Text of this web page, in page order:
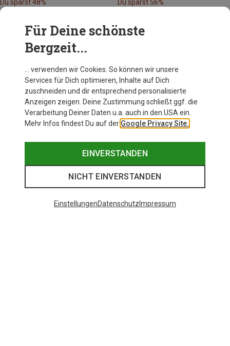
Du sparst 48% Du sparst 56%
Andere Kunden kauften auch
Für Deine schönste
Bergzeit...
… verwenden wir Cookies. So können wir unsere
Services für Dich optimieren, Inhalte auf Dich
zuschneiden und dir entsprechend personalisierte
Anzeigen zeigen. Deine Zustimmung schließt ggf. die
Verarbeitung Deiner Daten u.a. auch in den USA ein.
Mehr Infos findest Du auf der Google Privacy Site.
EINVERSTANDEN
NICHT EINVERSTANDEN
EinstellungenDatenschutz Impressum